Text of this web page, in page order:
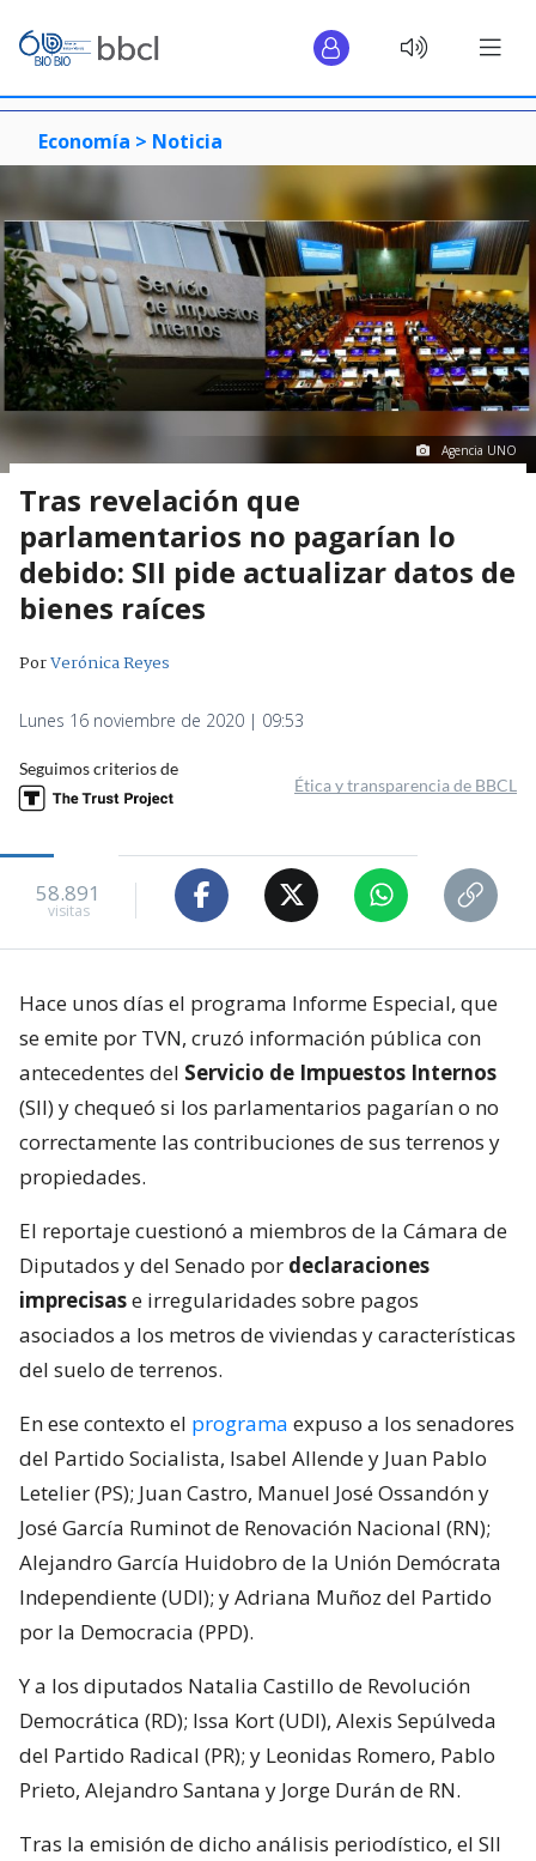
Economía > Noticia
Agencia UNO
Tras revelación que
parlamentarios no pagarían lo
debido: SII pide actualizar datos de
bienes raíces
PorVerónica Reyes
Lunes 16 noviembre de 2020 | 09:53
Seguimos criterios de
Ética y transparencia de BBCL
58.891
visitas
Hace unos días el programa Informe Especial, que
se emite por TVN, cruzó información pública con
antecedentes del Servicio de Impuestos Internos
(SII) y chequeó si los parlamentarios pagarían o no
correctamente las contribuciones de sus terrenos y
propiedades.
El reportaje cuestionó a miembros de la Cámara de
Diputados y del Senado por declaraciones
imprecisase irregularidades sobre pagos
asociados a los metros de viviendas y características
del suelo de terrenos.
En ese contexto el programa expuso a los senadores
del Partido Socialista, Isabel Allende y Juan Pablo
Letelier (PS); Juan Castro, Manuel José Ossandón y
José García Ruminot de Renovación Nacional (RN);
Alejandro García Huidobro de la Unión Demócrata
Independiente (UDI); y Adriana Muñoz del Partido
por la Democracia (PPD).
Y a los diputados Natalia Castillo de Revolución
Democrática (RD); Issa Kort (UDI), Alexis Sepúlveda
del Partido Radical (PR); y Leonidas Romero, Pablo
Prieto, Alejandro Santana y Jorge Durán de RN.
Tras la emisión de dicho análisis periodístico, el SII